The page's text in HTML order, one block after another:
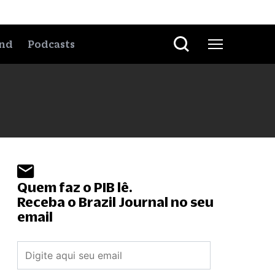
Podcasts
Quem faz o PIB lê.
Receba o Brazil Journal no seu
email